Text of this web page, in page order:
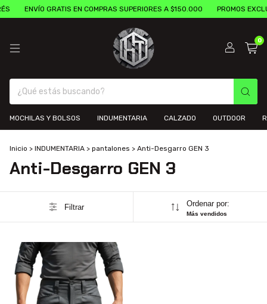
ENVÍO GRATIS EN COMPRAS SUPERIORES A $150.000 PROMOS
0
MOCHILAS Y BOLSOS INDUMENTARIA CALZADO OUTDOOR
Inicio > INDUMENTARIA > pantalones > Anti-Desgarro GEN 3
Anti-Desgarro GEN 3
Filtrar Ordenar por:
Más vendidos